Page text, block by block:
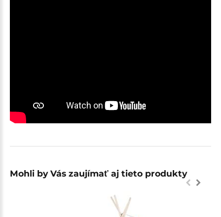
Mohli by Vás zaujímať aj tieto produkty